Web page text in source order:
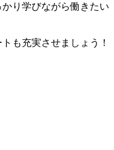
り学びながら働きたい
も充実させましょう！